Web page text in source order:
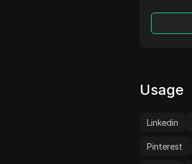
Usage
Linkedin
Pinterest